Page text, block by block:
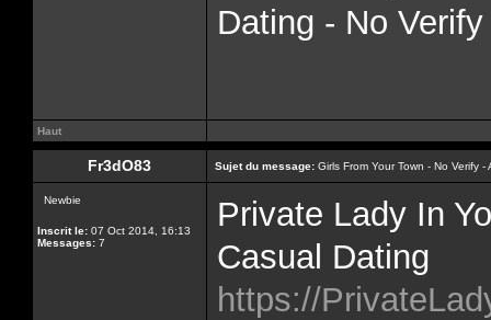
Dating - No Verify
Haut
Fr3dO83 Sujet du message: Girls From Your Town - No Verify
Newbie
Inscrit le: 07 Oct 2014, 16:13
Messages: 7
Private Lady In
Casual Dating
https://